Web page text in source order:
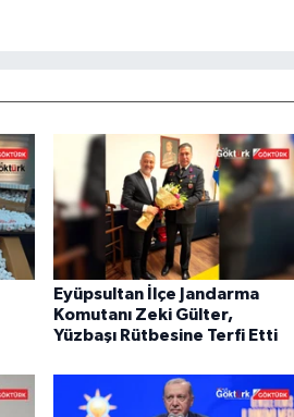
Eyüpsultan İlçe Jandarma
Komutanı Zeki Gülter,
Yüzbaşı Rütbesine Terfi Etti